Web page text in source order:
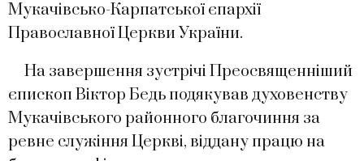
Мукачівсько-Карпатської єпархії
Православної Церкви України.
На завершення зустрічі Преосвященніший
єпископ Віктор Бедь подякував духовенству
Мукачівського районного благочиння за
ревне служіння Церкві, віддану працю на